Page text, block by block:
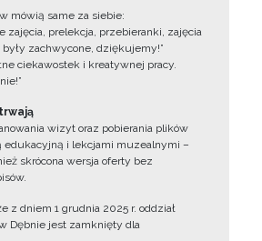
mówią same za siebie:
zajęcia, prelekcja, przebieranki, zajęcia
zachwycone, dziękujemy!”
ciekawostek i kreatywnej pracy.
wizyt oraz pobierania plików
edukacyjną i lekcjami muzealnymi –
skrócona wersja oferty bez
z dniem 1 grudnia 2025 r. oddział
Dębnie jest zamknięty dla